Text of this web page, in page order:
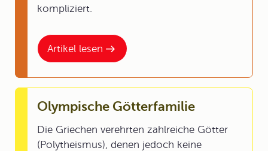
Artikel lesen
kompliziert.
Olympische Götterfamilie
Die Griechen verehrten zahlreiche Götter
(Polytheismus), denen jedoch keine